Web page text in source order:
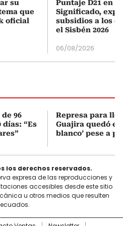
su
que
oficial
Puntaje D21 en
Significado,
subsidios a los
el Sisbén 2026
06/08/2026
96
días: “Es
Represa para
Guajira quedó en
blanco’ pese a
los derechos reservados.
expresa de las reproducciones y
accesibles desde este sitio
u otros medios que resulten